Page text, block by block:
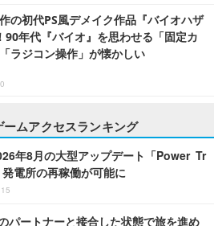
の初代PS風デメイク作品『バイオハザ
90年代『バイオ』を思わせる「固定カ
ラジコン操作」が懐かしい
ームアクセスランキング
年8月の大型アップデート「Power Tr
電所の再稼働が可能に
パートナーと接合した状態で旅を進め